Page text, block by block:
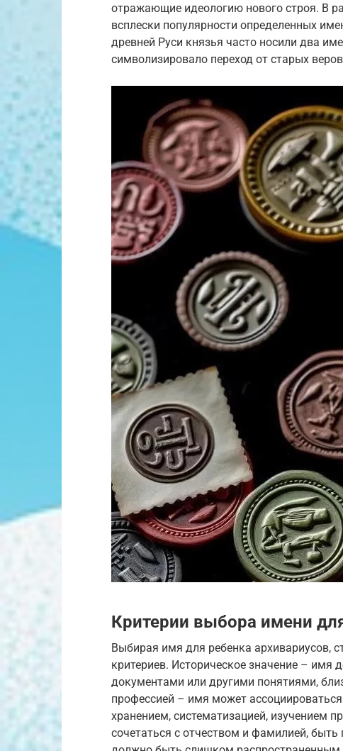
отражающие идеологию нового строя. В
всплески популярности определенных
древней Руси князья часто носили два
символизировало переход от старых
Критерии выбора имени
Выбирая имя для ребенка архивариусов,
критериев. Историческое значение – имя
документами или другими понятиями,
профессией – имя может
хранением, систематизацией, изучением
сочетаться с отчеством и фамилией,